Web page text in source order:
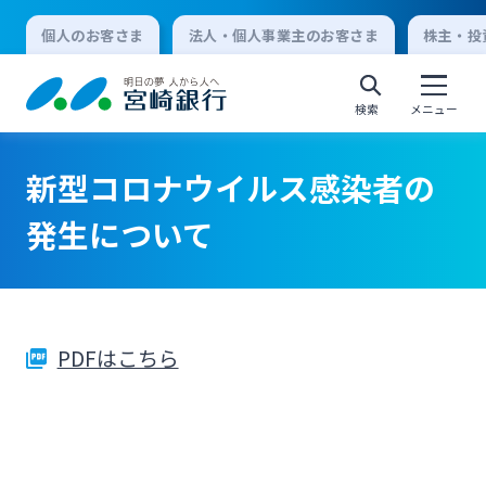
個人のお客さま 法人・個人事業主のお客さま 株主・
検索 メニュー
個人向けインターネットバンキング
ログオン
法人向けインターネットバンキング
新型コロナウイルス感染者の
発生について
PDFはこちら